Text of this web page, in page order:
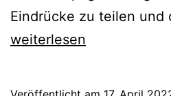
Eindrücke zu teilen und
weiterlesen